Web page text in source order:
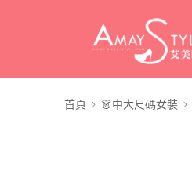
首頁 👗中大尺碼女裝